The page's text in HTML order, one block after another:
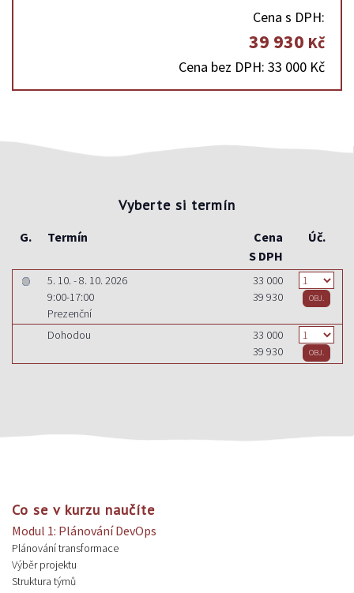
Cena s DPH:
39 930 Kč
Cena bez DPH: 33 000 Kč
Vyberte si termín
G. Termín
Cena
S DPH
Úč.
5. 10. - 8. 10. 2026
9:00-17:00
Prezenční
33 000
39 930
Dohodou
33 000
39 930
Co se v kurzu naučíte
Modul 1: Plánování DevOps
Plánování transformace
Výběr projektu
Struktura týmů